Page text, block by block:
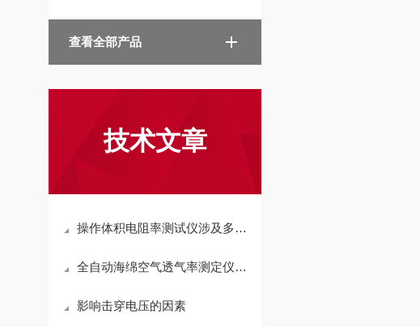
查看全部产品
技术文章
操作体积电阻率测试仪涉及多个步骤和注意事项
全自动海绵空气透气率测定仪-使用指南
影响击穿电压的因素